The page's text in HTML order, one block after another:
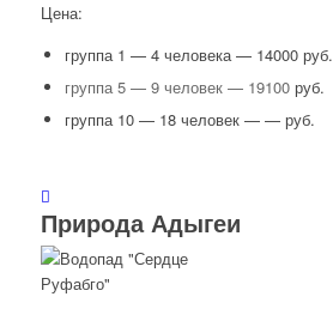
Цена:
группа 1 — 4 человека — 14000 руб.
группа 5 — 9 человек — 19100руб.
группа 10 — 18 человек — — руб.
Природа Адыгеи